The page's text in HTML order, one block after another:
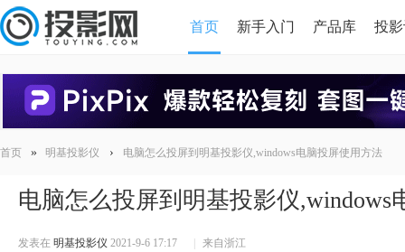
首页 新手入门 产品库 投
首页 » 明基投影仪 › 电脑怎么投屏到明基投影仪,windows电脑投屏使用方法
电脑怎么投屏到明基投影仪,windows
发表在 明基投影仪 2021-9-6 17:17 来自浙江